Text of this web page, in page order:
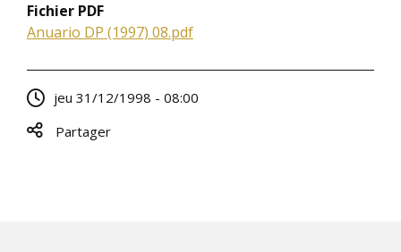
Fichier PDF
Anuario DP (1997) 08.pdf
jeu 31/12/1998 - 08:00
Partager